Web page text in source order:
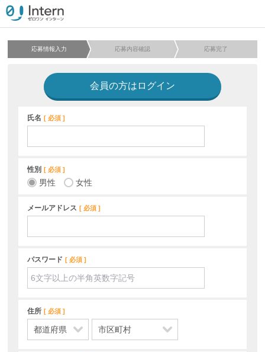
応募情報入力 応募内容確認 応募完了
会員の方はログイン
氏名 必須
性別 必須
男性 女性
メールアドレス 必須
パスワード 必須
住所 必須